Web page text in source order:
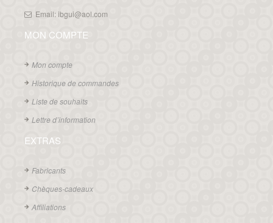
Email: ibgui@aol.com
MON COMPTE
Mon compte
Historique de commandes
Liste de souhaits
Lettre d’information
EXTRAS
Fabricants
Chèques-cadeaux
Affiliations